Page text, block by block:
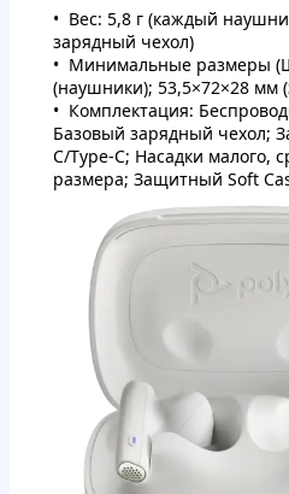
Вес: 5,8 г (каждый
зарядный чехол)
Минимальные размеры
(наушники); 53,5×72×28 мм
Комплектация:
Базовый зарядный чехол;
C/Type-C; Насадки малого,
размера; Защитный Soft